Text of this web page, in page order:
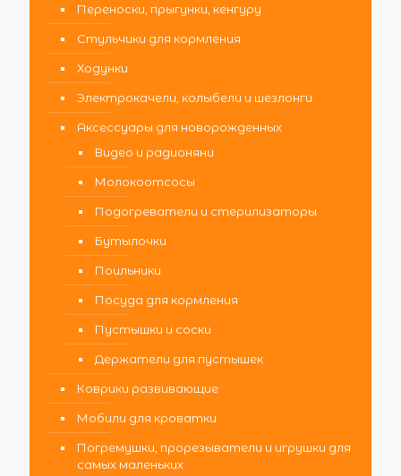
Переноски, прыгунки, кенгуру
Стульчики для кормления
Ходунки
Электрокачели, колыбели и шезлонги
Аксессуары для новорожденных
Видео и радионяни
Молокоотсосы
Подогреватели и стерилизаторы
Бутылочки
Поильники
Посуда для кормления
Пустышки и соски
Держатели для пустышек
Коврики развивающие
Мобили для кроватки
Погремушки, прорезыватели и игрушки для
самых маленьких